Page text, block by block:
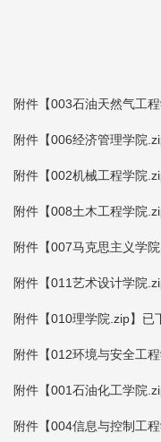
附件【003石油天然气工
附件【006经济管理学院
附件【002机械工程学院
附件【008土木工程学院
附件【007马克思主义学
附件【011艺术设计学院
附件【010理学院.zip】已
附件【012环境与安全工
附件【001石油化工学院
附件【004信息与控制工